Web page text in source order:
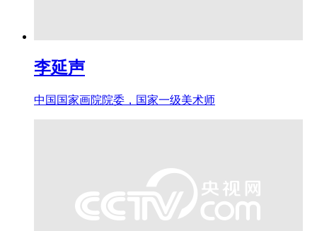
李延声
中国国家画院院委，国家一级美术师